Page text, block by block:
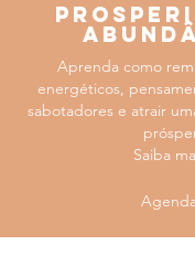
Aprenda como
energéticos,
sabotadores e atrair
Saiba